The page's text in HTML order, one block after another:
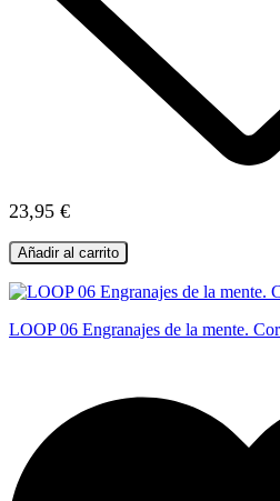
23,95 €
Añadir al carrito
LOOP 06 Engranajes de la mente.